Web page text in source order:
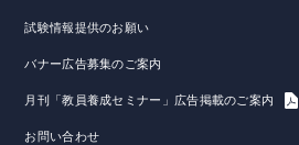
試験情報提供のお願い
バナー広告募集のご案内
月刊「教員養成セミナー」広告掲載のご案内
お問い合わせ